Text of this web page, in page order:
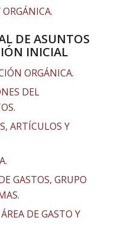
DE ASUNTOS
INICIAL
ORGÁNICA.
DEL
ARTÍCULOS Y
GASTOS, GRUPO
DE GASTO Y